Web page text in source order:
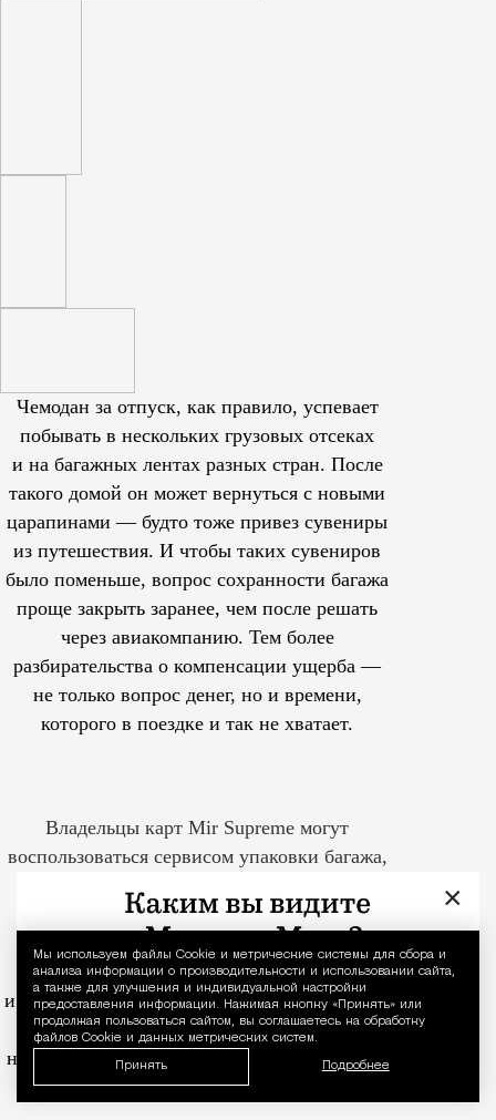
Уведомление
Мы используем файлы Сookie и метрические системы для сбора и
анализа информации о производительности и использовании сайта,
а также для улучшения и индивидуальной настройки
предоставления информации. Нажимая кнопку «Принять» или
продолжая пользоваться сайтом, вы соглашаетесь на обработку
файлов Cookie и данных метрических систем.
Принять Подробнее
Чемодан за отпуск, как правило, успевает
побывать в нескольких грузовых отсеках
и на багажных лентах разных стран. После
такого домой он может вернуться с новыми
царапинами — будто тоже привез сувениры
из путешествия. И чтобы таких сувениров
было поменьше, вопрос сохранности багажа
проще закрыть заранее, чем после решать
через авиакомпанию. Тем более
разбирательства о компенсации ущерба —
не только вопрос денег, но и времени,
которого в поездке и так не хватает.
Владельцы карт Mir Supreme могут
воспользоваться сервисом упаковки багажа,
например, в Шереметьево, Внуково,
от царапин, повреждений
и несанкционированного вскрытия во время
перелетов. Красивее пленка чемодан
не сделает, зато позволит ему сохранить тот
вид, с которым он вышел из дома.
×